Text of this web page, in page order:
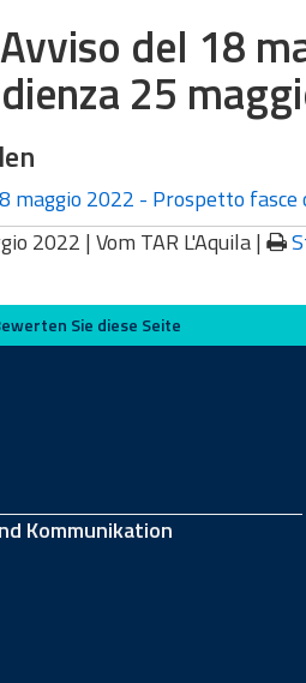
del 18
25
maggio 2022 - Prospetto
2022 | Vom TAR L'Aquila|
Sie diese Seite
Kommunikation